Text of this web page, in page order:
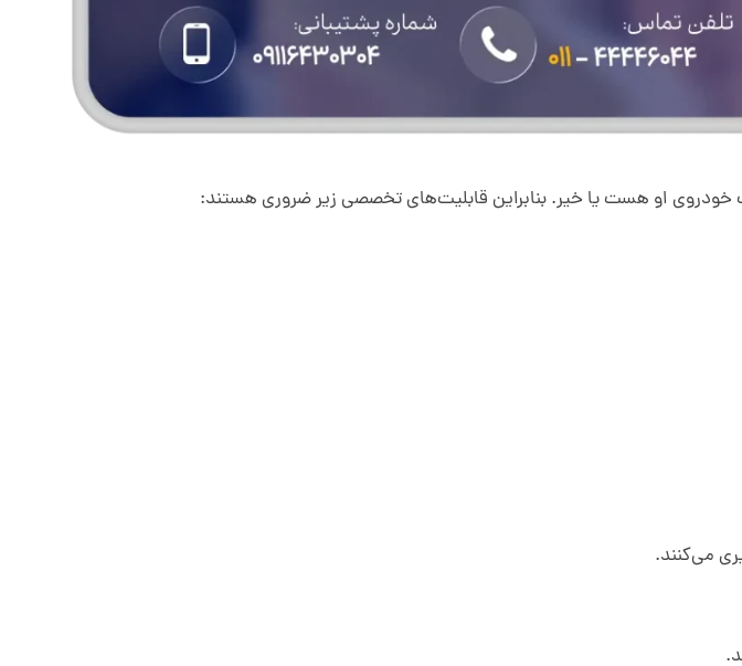
او هست یا خیر. بنابراین قابلیت‌های تخصصی زیر ضروری‌ هستند:
می‌کنند.